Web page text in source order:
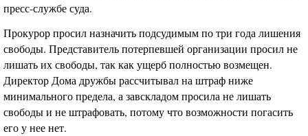
пресс-службе суда.
Прокурор просил назначить подсудимым по три года лишения
свободы. Представитель потерпевшей организации просил не
лишать их свободы, так как ущерб полностью возмещен.
Директор Дома дружбы рассчитывал на штраф ниже
минимального предела, а завскладом просила не лишать
свободы и не штрафовать, потому что возможности погасить
его у нее нет.